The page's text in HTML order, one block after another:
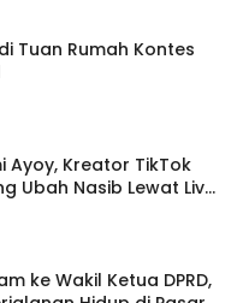
Tuan Rumah Kontes
Ayoy, Kreator TikTok
Ubah Nasib Lewat Live
ke Wakil Ketua DPRD,